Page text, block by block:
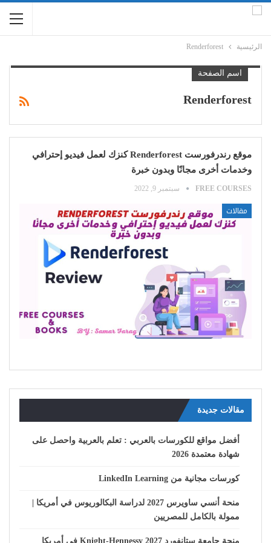
الرئيسية Renderforest
اسم الصفحة
Renderforest
موقع رندرفورست Renderforest كنزك لعمل فيديو إحترافي
وخدمات أخرى مجانًا وبدون خبرة
FREE COURSES سبتمبر 9, 2022
مقالات
مقالات جديدة
أفضل مواقع للكورسات بالعربي : تعلم بالعربية واحصل على
شهادة معتمدة 2026
كورسات مجانية من LinkedIn Learning
منحة أنسي ساويرس 2027 لدراسة البكالوريوس في أمريكا |
ممولة بالكامل للمصريين
منحة جامعة ستانفورد Knight-Hennessy 2027 في أمريكا